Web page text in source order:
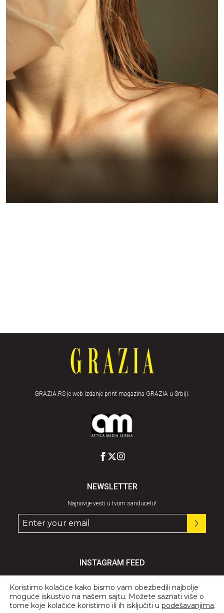
GRAZIA.RS je web izdanje print magazina GRAZIA u Srbiji.
NEWSLETTER
Najnovije vesti u tvom sanducetu!
INSTAGRAM FEED
Koristimo kolačiće kako bismo vam obezbedili najbolje
moguće iskustvo na našem sajtu. Možete saznati više o
tome koje kolačiće koristimo ili ih isključiti u podešavanjima.